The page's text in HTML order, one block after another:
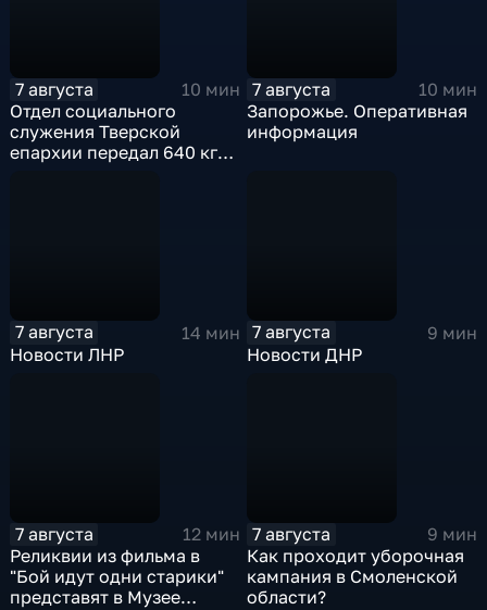
7 августа
10 мин
Отдел социального
служения Тверской
епархии передал 640 кг
7 августа
10 мин
Запорожье. Оперативная
информация
7 августа
14 мин
Новости ЛНР
7 августа
9 мин
Новости ДНР
7 августа
12 мин
Реликвии из фильма в
"Бой идут одни старики"
представят в Музее
7 августа
9 мин
Как проходит уборочная
кампания в Смоленской
области?